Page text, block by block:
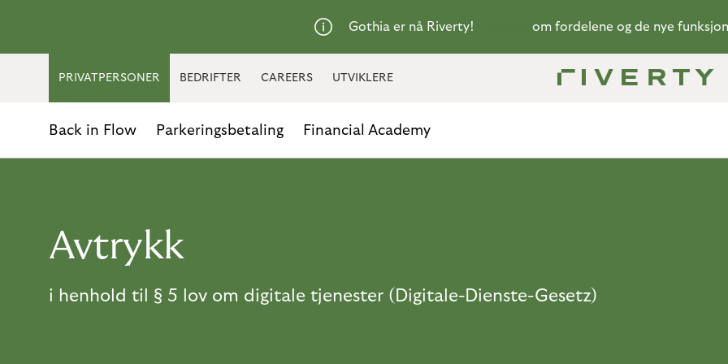
Gothia er nå Riverty! om fordelene og de nye
PRIVATPERSONER BEDRIFTER CAREERS UTVIKLERE
Back in Flow Parkeringsbetaling Financial Academy
Avtrykk
i henhold til § 5 lov om digitale tjenester (Digitale-Dienste-Gesetz)